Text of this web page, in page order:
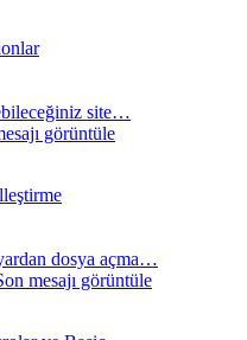
site…
görüntüle
dosya açma…
mesajı görüntüle